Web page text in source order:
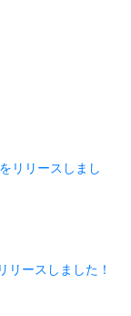
リリースしまし
リースしました！